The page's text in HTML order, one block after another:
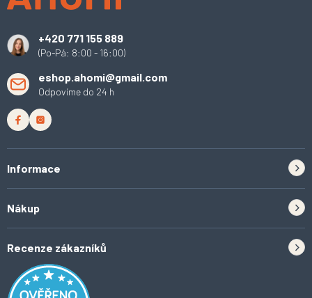
+420 771 155 889
(Po-Pá: 8:00 - 16:00)
eshop.ahomi@gmail.com
Odpovíme do 24 h
Informace
Tipy do kuchyně
Inspirace a trendy
Domácí vychytávky
Nákup
Odstoupení od smlouvy
Obchodní podmínky
Recenze zákazníků